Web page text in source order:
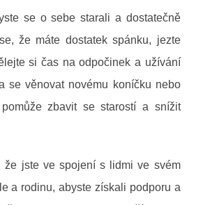
se o sebe starali a dostatečně
že máte dostatek spánku, jezte
si čas na odpočinek a užívání
se věnovat novému koníčku nebo
zbavit se starostí a snížit
že jste ve spojení s lidmi ve svém
a rodinu, abyste získali podporu a